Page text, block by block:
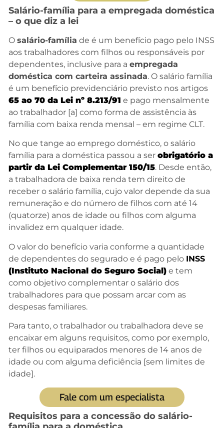
Salário-família para a empregada doméstica
– o que diz a lei
O salário-família de é um benefício pago pelo INSS
aos trabalhadores com filhos ou responsáveis por
dependentes, inclusive para a empregada
doméstica com carteira assinada. O salário família
é um benefício previdenciário previsto nos artigos
65 ao 70 da Lei nº 8.213/91 e pago mensalmente
ao trabalhador [a] como forma de assistência às
família com baixa renda mensal – em regime CLT.
No que tange ao emprego doméstico, o salário
família para a doméstica passou a ser obrigatório a
partir da Lei Complementar 150/15. Desde então,
a trabalhadora de baixa renda tem direito de
receber o salário família, cujo valor depende da sua
remuneração e do número de filhos com até 14
(quatorze) anos de idade ou filhos com alguma
invalidez em qualquer idade.
O valor do benefício varia conforme a quantidade
de dependentes do segurado e é pago pelo INSS
(Instituto Nacional do Seguro Social) e tem
como objetivo complementar o salário dos
trabalhadores para que possam arcar com as
despesas familiares.
Para tanto, o trabalhador ou trabalhadora deve se
encaixar em alguns requisitos, como por exemplo,
ter filhos ou equiparados menores de 14 anos de
idade ou com alguma deficiência [sem limites de
idade].
Fale com um especialista
Requisitos para a concessão do salário-